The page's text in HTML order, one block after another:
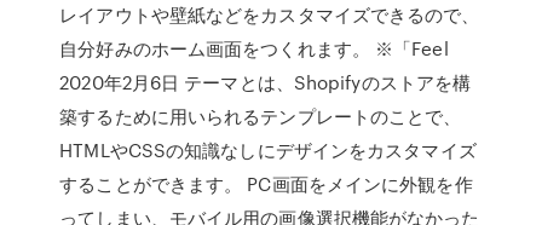
レイアウトや壁紙などをカスタマイズできるので、
自分好みのホーム画面をつくれます。 ※「Feel
2020年2月6日 テーマとは、Shopifyのストアを構
築するために用いられるテンプレートのことで、
HTMLやCSSの知識なしにデザインをカスタマイズ
することができます。 PC画面をメインに外観を作
ってしまい、モバイル用の画像選択機能がなかった